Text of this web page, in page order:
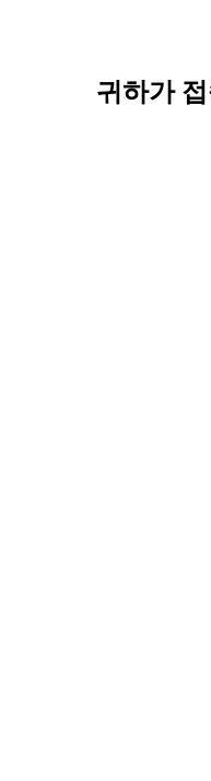
귀하가